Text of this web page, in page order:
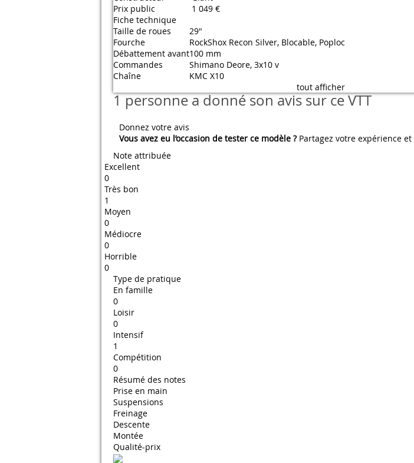
Prix public
1 049 €
Fiche technique
Taille de roues
29"
Fourche
RockShox Recon Silver, Blocable, Poploc
Débattement avant100 mm
Commandes
Shimano Deore, 3x10 v
Chaîne
KMC X10
tout afficher
1 personne a donné son avis sur ce VTT
Donnez votre avis
Vous avez eu l’occasion de tester ce modèle ?Partagez votre expérience et
Note attribuée
Excellent
0
Très bon
1
Moyen
0
Médiocre
0
Horrible
0
Type de pratique
En famille
0
Loisir
0
Intensif
1
Compétition
0
Résumé des notes
Prise en main
Suspensions
Freinage
Descente
Montée
Qualité-prix